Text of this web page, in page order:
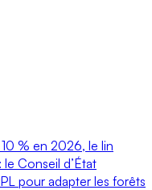
% en 2026, le lin
Conseil d’État
pour adapter les forêts